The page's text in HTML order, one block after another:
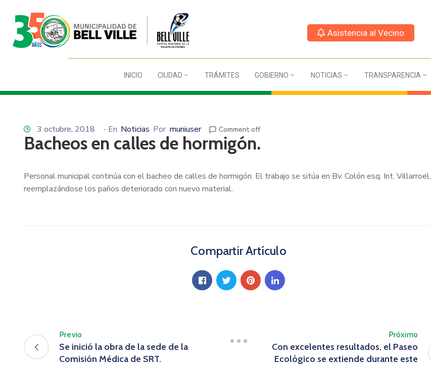
Asistencia al Vecino
INICIO CIUDAD TRÁMITES GOBIERNO NOTICIAS TRANSPARENCIA
3 octubre, 2018 - En Noticias Por muniuser Comment off
Bacheos en calles de hormigón.
Personal municipal continúa con el bacheo de calles de hormigón. El trabajo se sitúa en Bv. Colón esq. Int. Villarroel,
reemplazándose los paños deteriorado con nuevo material.
Compartir Artículo
Previo
Se inició la obra de la sede de la
Comisión Médica de SRT.
Próximo
Con excelentes resultados, el Paseo
Ecológico se extiende durante este